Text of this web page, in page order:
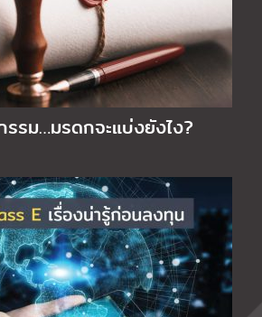
รรม…มรดกจะแบ่งยังไง?